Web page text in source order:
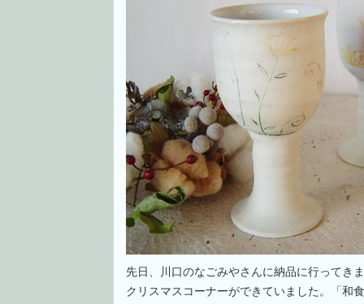
先日、川口のなごみやさんに納品に行ってき
クリスマスコーナーができていました。「和